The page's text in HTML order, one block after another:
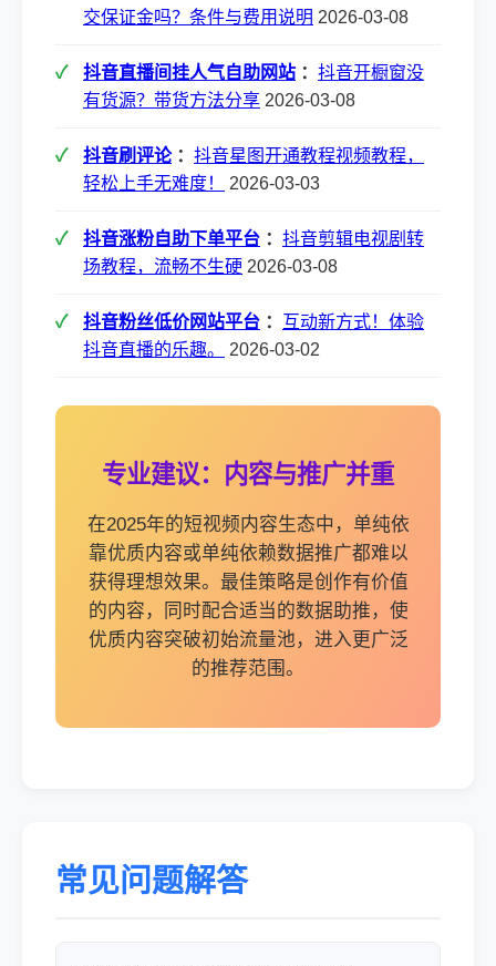
交保证金吗？条件与费用说明 2026-03-08
抖音直播间挂人气自助网站 ： 抖音开橱窗没
有货源？带货方法分享 2026-03-08
抖音刷评论： 抖音星图开通教程视频教程，
轻松上手无难度！
2026-03-03
抖音涨粉自助下单平台 ： 抖音剪辑电视剧转
场教程，流畅不生硬 2026-03-08
抖音粉丝低价网站平台 ： 互动新方式！体验
抖音直播的乐趣。
2026-03-02
专业建议：内容与推广并重
在2025年的短视频内容生态中，单纯依
靠优质内容或单纯依赖数据推广都难以
获得理想效果。最佳策略是创作有价值
的内容，同时配合适当的数据助推，使
优质内容突破初始流量池，进入更广泛
的推荐范围。
常见问题解答